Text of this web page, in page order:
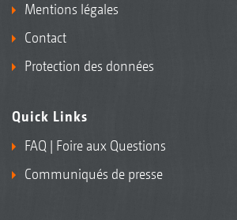
Mentions légales
Contact
Protection des données
Quick Links
FAQ | Foire aux Questions
Communiqués de presse